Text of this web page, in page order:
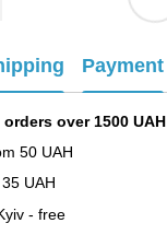
Payment
over 1500 UAH
50 UAH
UAH
- free